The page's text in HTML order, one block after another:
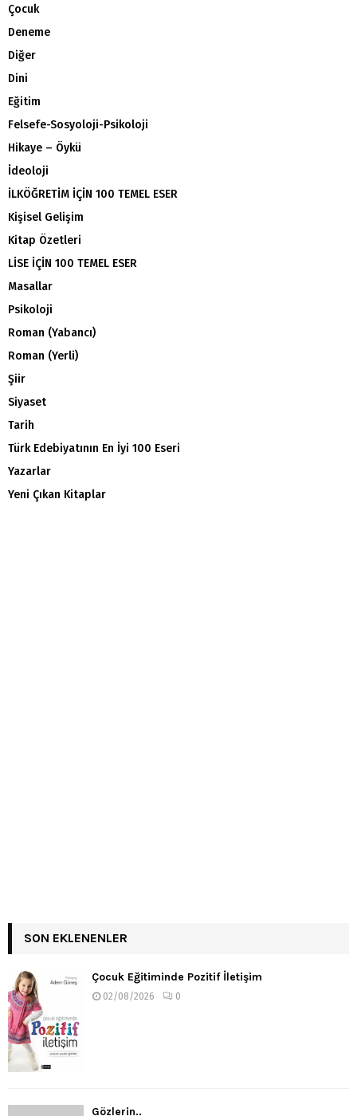
Çocuk
Deneme
Diğer
Dini
Eğitim
Felsefe-Sosyoloji-Psikoloji
Hikaye – Öykü
İdeoloji
İLKÖĞRETİM İÇİN 100 TEMEL ESER
Kişisel Gelişim
Kitap Özetleri
LİSE İÇİN 100 TEMEL ESER
Masallar
Psikoloji
Roman (Yabancı)
Roman (Yerli)
Şiir
Siyaset
Tarih
Türk Edebiyatının En İyi 100 Eseri
Yazarlar
Yeni Çıkan Kitaplar
SON EKLENENLER
Çocuk Eğitiminde Pozitif İletişim
02/08/2026 0
Gözlerin..